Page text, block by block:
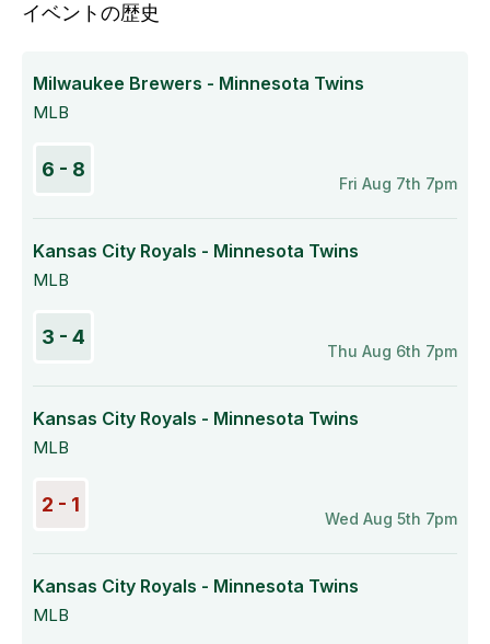
イベントの歴史
Milwaukee Brewers - Minnesota Twins
MLB
6 - 8
Fri Aug 7th 7pm
Kansas City Royals - Minnesota Twins
MLB
3 - 4
Thu Aug 6th 7pm
Kansas City Royals - Minnesota Twins
MLB
2 - 1
Wed Aug 5th 7pm
Kansas City Royals - Minnesota Twins
MLB